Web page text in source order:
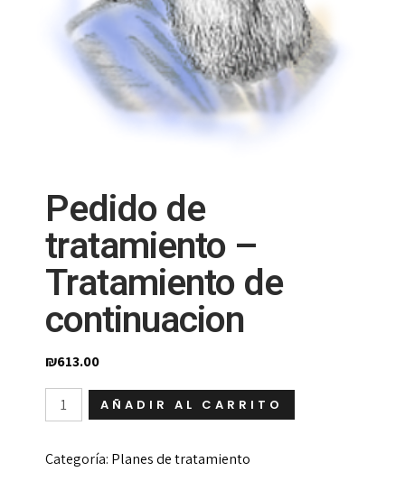
Pedido de
tratamiento –
Tratamiento de
continuacion
₪613.00
Pedido
Tratamiento
AÑADIR AL CARRITO
Categoría: Planes de tratamiento